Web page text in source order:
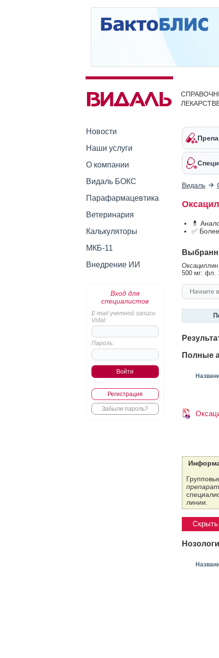
Новости
Наши услуги
О компании
Видаль БОКС
Парафармацевтика
Ветеринария
Калькуляторы
МКБ-11
Внедрение ИИ
Вход для
специалистов
E-mail учетной записи
Vidal:
Пароль:
Регистрация
Забыли пароль?
Видаль
💊
✅
500 мг: фл.
Полные
линии.
Скрыть